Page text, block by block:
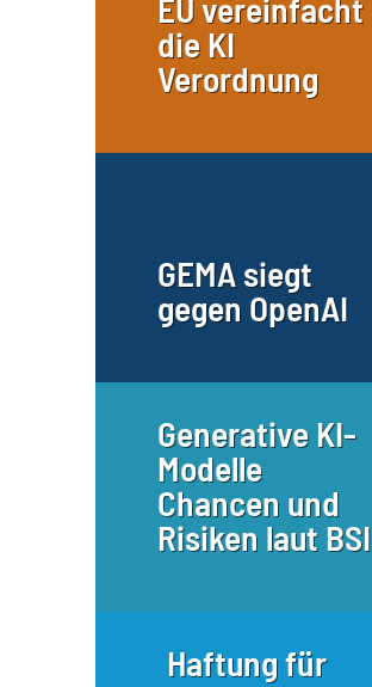
die KI
Verordnung
GEMA siegt
gegen OpenAI
Generative KI-
Modelle
Chancen und
Risiken laut BSI
Haftung für